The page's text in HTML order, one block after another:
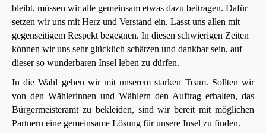
bleibt, müssen wir alle gemeinsam etwas dazu beitragen. Dafür
setzen wir uns mit Herz und Verstand ein. Lasst uns allen mit
gegenseitigem Respekt begegnen. In diesen schwierigen Zeiten
können wir uns sehr glücklich schätzen und dankbar sein, auf
dieser so wunderbaren Insel leben zu dürfen.
In die Wahl gehen wir mit unserem starken Team. Sollten wir
von den Wählerinnen und Wählern den Auftrag erhalten, das
Bürgermeisteramt zu bekleiden, sind wir bereit mit möglichen
Partnern eine gemeinsame Lösung für unsere Insel zu finden.